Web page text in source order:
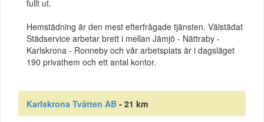
fullt ut.
Hemstädning är den mest efterfrågade tjänsten. Välstädat
Städservice arbetar brett i mellan Jämjö - Nättraby -
Karlskrona - Ronneby och vår arbetsplats är i dagsläget
190 privathem och ett antal kontor.
Karlskrona Tvätten AB - 21 km